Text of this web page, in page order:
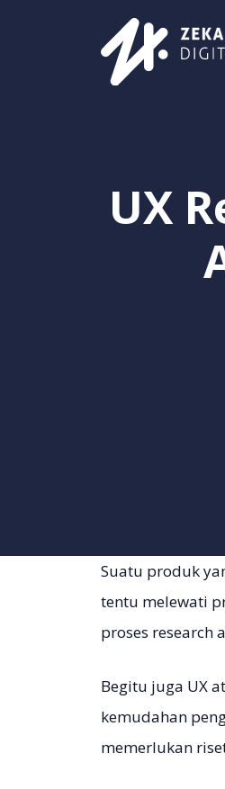
UX
Suatu produk
tentu melewati
proses research
Begitu juga UX
kemudahan
memerlukan